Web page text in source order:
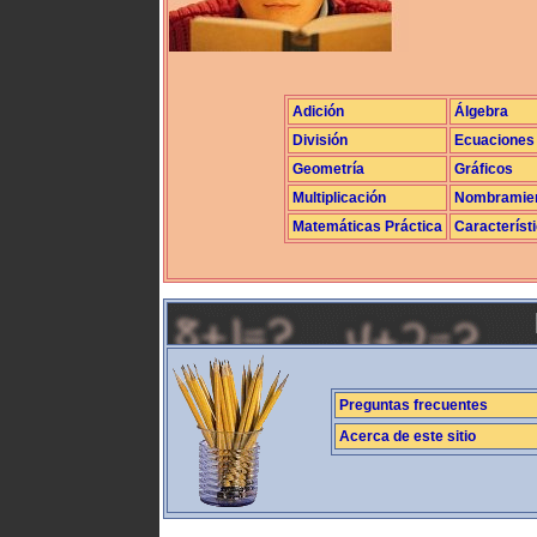
Adición
Álgebra
División
Ecuaciones
Geometría
Gráficos
Multiplicación
Matemáticas Práctica
Preguntas frecuentes
Acerca de este sitio